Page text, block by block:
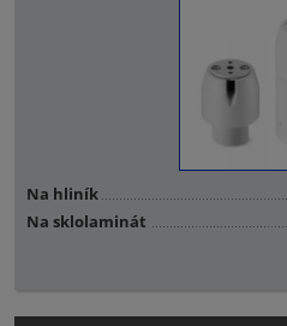
Na hliník
Na sklolaminát